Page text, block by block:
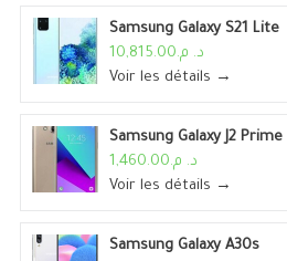
Samsung Galaxy S21 Lite
د. م.10,815.00
Voir les détails →
Samsung Galaxy J2 Prime
د. م.1,460.00
Voir les détails →
Samsung Galaxy A30s